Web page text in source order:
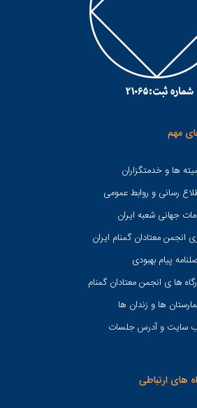
مهم
ها و خدمتگزاران
رسانی و روابط عمومی
جهانی شعبه ايران
انجمن معتادان گمنام ایران
پیام بهبودی
ها ی انجمن معتادان گمنام
ها و زندان ها
سایت و آدرس جلسات
های ارتباطی